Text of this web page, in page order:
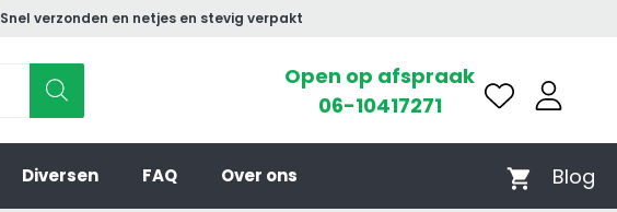
Snel verzonden en netjes en stevig verpakt
Open op afspraak
06-10417271
Diversen FAQ Over ons Blog